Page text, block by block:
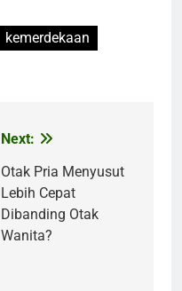
kemerdekaan
Next:
Otak Pria Menyusut
Lebih Cepat
Dibanding Otak
Wanita?